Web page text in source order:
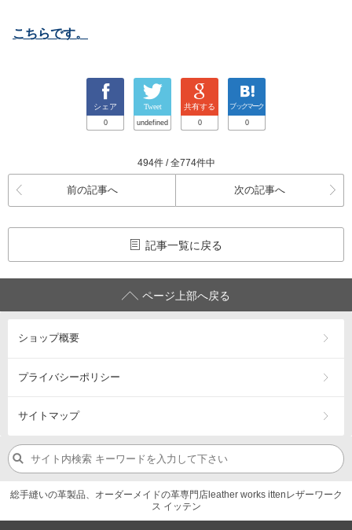
こちらです。
シェア
0
Tweet
undefined
共有する
0
ブックマーク
0
494件 / 全774件中
前の記事へ 次の記事へ
記事一覧に戻る
ページ上部へ戻る
ショップ概要
プライバシーポリシー
サイトマップ
総手縫いの革製品、オーダーメイドの革専門店leather works ittenレザーワーク
ス イッテン